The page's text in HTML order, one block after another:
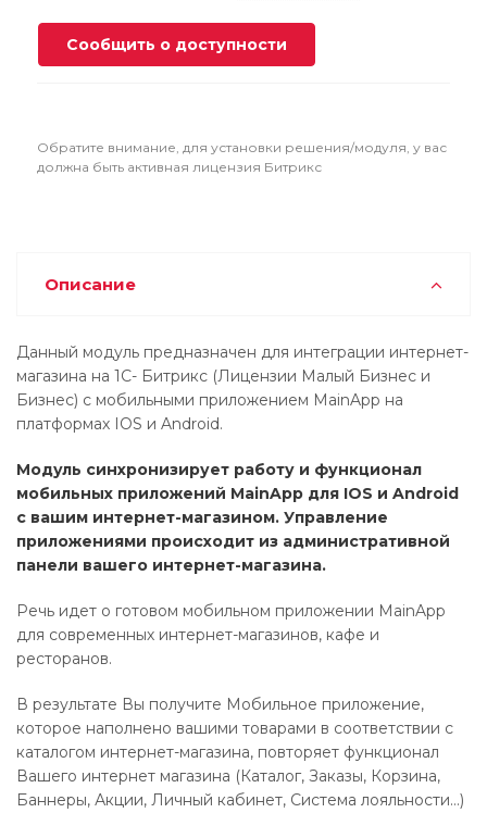
Сообщить о доступности
Обратите внимание, для установки решения/модуля, у вас
должна быть активная лицензия Битрикс
Описание
Данный модуль предназначен для интеграции интернет-
магазина на 1С- Битрикс (Лицензии Малый Бизнес и
Бизнес) с мобильными приложением MainApp на
платформах IOS и Android.
Модуль синхронизирует работу и функционал
мобильных приложений MainApp для IOS и Android
с вашим интернет-магазином. Управление
приложениями происходит из административной
панели вашего интернет-магазина.
Речь идет о готовом мобильном приложении MainApp
для современных интернет-магазинов, кафе и
ресторанов.
В результате Вы получите Мобильное приложение,
которое наполнено вашими товарами в соответствии с
каталогом интернет-магазина, повторяет функционал
Вашего интернет магазина (Каталог, Заказы, Корзина,
Баннеры, Акции, Личный кабинет, Система лояльности...)